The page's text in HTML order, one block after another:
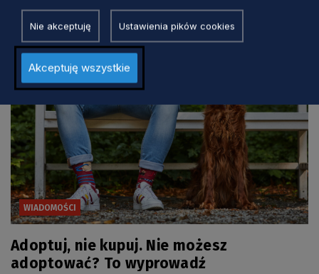
WIADOMOŚCI
Adoptuj, nie kupuj. Nie możesz
adoptować? To wyprowadź
Nie akceptuję Ustawienia pików cookies
Akceptuję wszystkie